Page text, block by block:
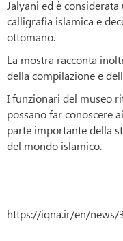
Jalyani ed è
calligrafia islamica e
ottomano.
La mostra racconta
della compilazione e
I funzionari del museo
possano far conoscere
parte importante della
del mondo islamico.
https://iqna.ir/en/news/